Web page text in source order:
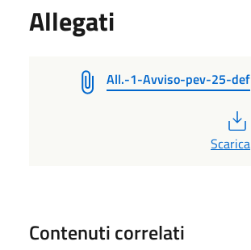
Allegati
All.-1-Avviso-pev-25-def
Scarica
Contenuti correlati